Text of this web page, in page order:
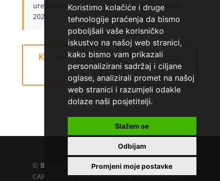
Koristimo kolačiće i druge
tehnologije praćenja da bismo
poboljšali vaše korisničko
iskustvo na našoj web stranici,
kako bismo vam prikazali
personalizirani sadržaj i ciljane
oglase, analizirali promet na našoj
web stranici i razumjeli odakle
dolaze naši posjetitelji.
Slažem se
Odbijam
Promjeni moje postavke
uredništvo portala. Zadnje ažuriranje: srpanj
2026.
KLIKNITE OVDJE ZA PRIJAVU ZA
KREDIT
Ferratum banka
© Business.hr
EU VAT number : 205391327, KD
CAPITAL LTD, UL.L. KARAVELOV 2, 4000 Plovdiv,